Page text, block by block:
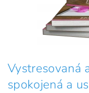
Vystresovaná
spokojená a